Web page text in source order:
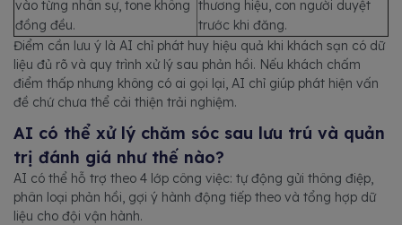
vào từng nhân sự, tone không
đồng đều.
thương hiệu, con người duyệt
trước khi đăng.
Điểm cần lưu ý là AI chỉ phát huy hiệu quả khi khách sạn có dữ
liệu đủ rõ và quy trình xử lý sau phản hồi. Nếu khách chấm
điểm thấp nhưng không có ai gọi lại, AI chỉ giúp phát hiện vấn
đề chứ chưa thể cải thiện trải nghiệm.
AI có thể xử lý chăm sóc sau lưu trú và quản
trị đánh giá như thế nào?
AI có thể hỗ trợ theo 4 lớp công việc: tự động gửi thông điệp,
phân loại phản hồi, gợi ý hành động tiếp theo và tổng hợp dữ
liệu cho đội vận hành.